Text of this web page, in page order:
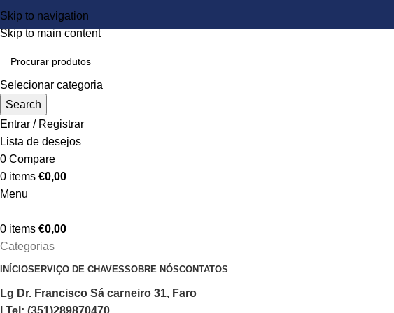
Skip to navigation
Skip to main content
Selecionar categoria
Search
Entrar / Registrar
Lista de desejos
0 Compare
0 items €0,00
Menu
0 items €0,00
Categorias
INÍCIOSERVIÇO DE CHAVESSOBRE NÓSCONTATOS
Lg Dr. Francisco Sá carneiro 31, Faro
| Tel: (351)289870470